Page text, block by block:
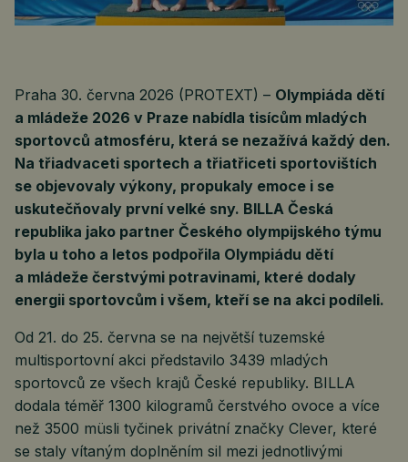
Praha 30. června 2026 (PROTEXT) – Olympiáda dětí
a mládeže 2026 v Praze nabídla tisícům mladých
sportovců atmosféru, která se nezažívá každý den.
Na třiadvaceti sportech a třiatřiceti sportovištích
se objevovaly výkony, propukaly emoce i se
uskutečňovaly první velké sny. BILLA Česká
republika jako partner Českého olympijského týmu
byla u toho a letos podpořila Olympiádu dětí
a mládeže čerstvými potravinami, které dodaly
energii sportovcům i všem, kteří se na akci podíleli.
Od 21. do 25. června se na největší tuzemské
multisportovní akci představilo 3439 mladých
sportovců ze všech krajů České republiky. BILLA
dodala téměř 1300 kilogramů čerstvého ovoce a více
než 3500 müsli tyčinek privátní značky Clever, které
se staly vítaným doplněním sil mezi jednotlivými